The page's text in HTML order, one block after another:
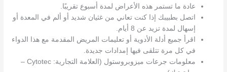
عادة ما تستمر هذه الأعراض لمدة أسبوع تقريبًا.
اتصل بطبيبك إذا كنت تعاني من غثيان شديد أو ألم في المعدة أو
إسهال لمدة تزيد عن 8 أيام.
اقرأ جميع أدلة الأدوية أو تعليمات المريض المقدمة مع هذا الدواء
في كل مرة تتلقى فيها إمدادات جديدة.
معلومات جرعات ميزوبروستول (العلامة التجارية: Cytotec –